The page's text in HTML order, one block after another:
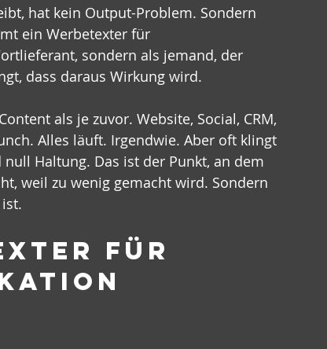
hat kein Output-Problem. Sondern
ein Werbetexter für
sondern als jemand, der
dass daraus Wirkung wird.
als je zuvor. Website, Social, CRM,
Alles läuft. Irgendwie. Aber oft klingt
Haltung. Das ist der Punkt, an dem
weil zu wenig gemacht wird. Sondern
für